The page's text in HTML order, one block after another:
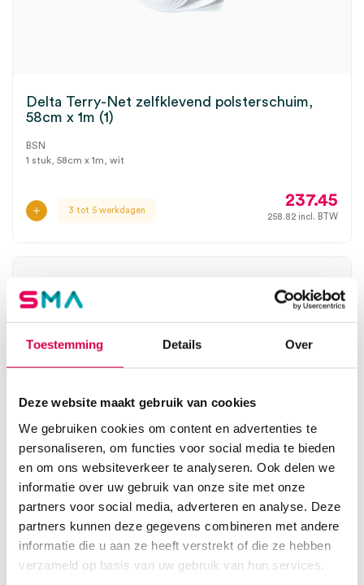
Toestemming Details Over
Deze website maakt gebruik van cookies
We gebruiken cookies om content en advertenties te
personaliseren, om functies voor social media te bieden
en om ons websiteverkeer te analyseren. Ook delen we
informatie over uw gebruik van onze site met onze
partners voor social media, adverteren en analyse. Deze
partners kunnen deze gegevens combineren met andere
informatie die u aan ze heeft verstrekt of die ze hebben
verzameld op basis van uw gebruik van hun services.
Delta Terry-Net zelfklevend polsterschuim,
58cm x 1m (1)
BSN
1 stuk, 58cm x 1m, wit
3 tot 5 werkdagen
237.45
258.82 incl. BTW
Delta Terry-Net, Fleece, 3cm x 13.5m, wit (1)
BSN
1 stuk, 3cm x 13.5m, wit